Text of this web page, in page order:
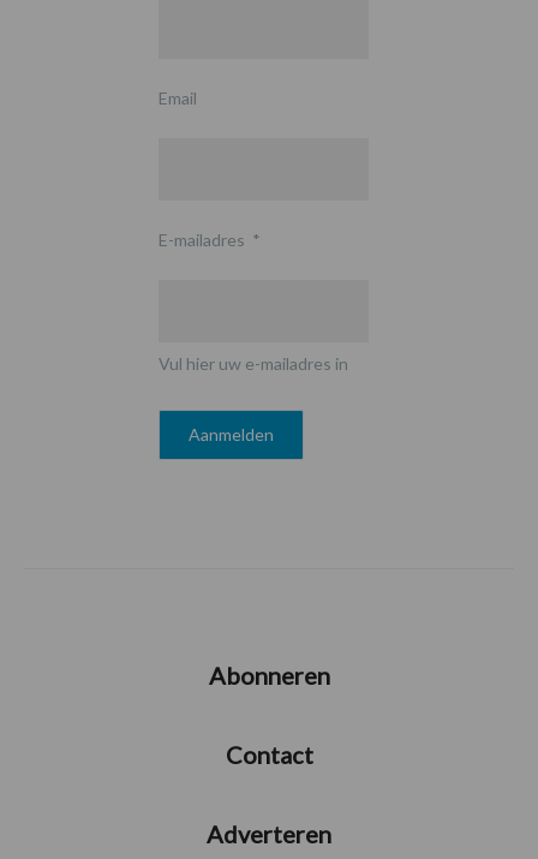
Email
E-mailadres *
Vul hier uw e-mailadres in
Abonneren
Contact
Adverteren